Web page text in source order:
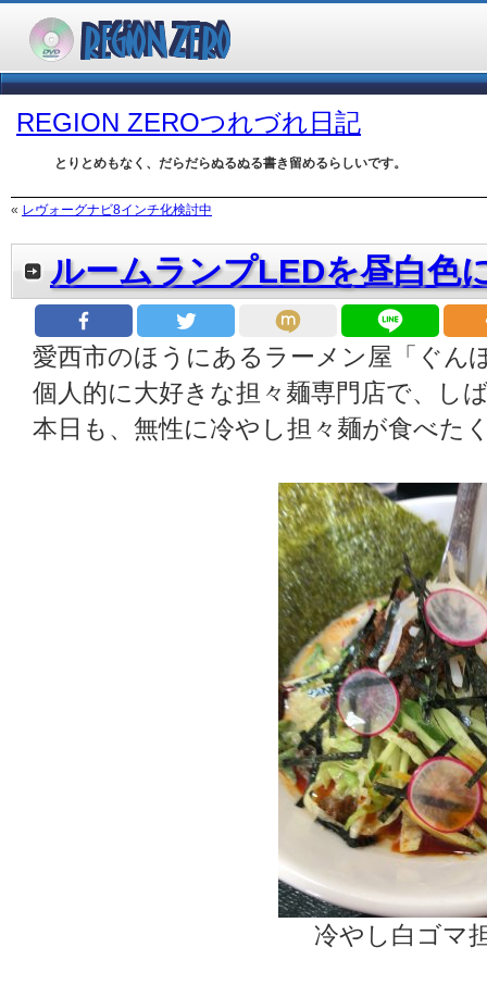
REGION ZEROつれづれ日記
とりとめもなく、だらだらぬるぬる書き留めるらしいです。
« レヴォーグナビ8インチ化検討中
ルームランプLEDを昼白色
愛西市のほうにあるラーメン屋「ぐん
個人的に大好きな担々麺専門店で、し
本日も、無性に冷やし担々麺が食べた
冷やし白ゴマ